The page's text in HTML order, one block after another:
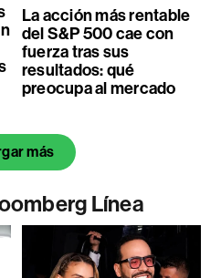
La acción más rentable
del S&P 500 cae con
fuerza tras sus
resultados: qué
preocupa al mercado
más
Línea